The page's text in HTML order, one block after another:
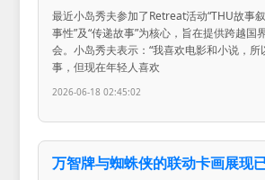
最近小岛秀夫参加了Retreat活动“THU故事
事性”及“传递故事”为核心，旨在提供跨越国
会。小岛秀夫表示：“我喜欢电影和小说，所
事，但现在年轻人喜欢
2026-06-18 02:45:02
万智牌与蜘蛛侠的联动卡画展现